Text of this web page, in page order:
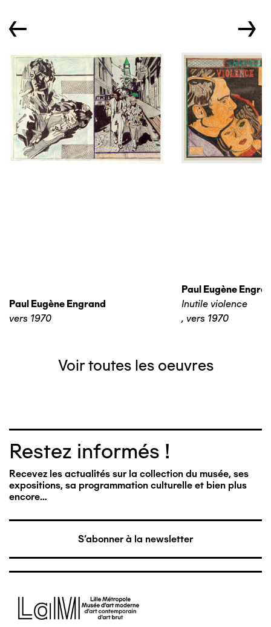
← →
Paul Eugène Engrand
vers 1970
Paul Eugène
Inutile violence
, vers 1970
Voir toutes les oeuvres
Restez informés !
Recevez les actualités sur la collection du musée, ses
expositions, sa programmation culturelle et bien plus
encore…
S'abonner à la newsletter
Image